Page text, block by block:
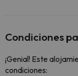
Condiciones
¡Genial! Este
condiciones: